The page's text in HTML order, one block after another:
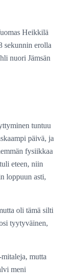
Heikkilä
sekunnin erolla
nuori Jämsän
tuntuu
päivä, ja
fysiikkaa
eteen, niin
loppuun asti,
oli tämä silti
tyytyväinen,
mutta
meni